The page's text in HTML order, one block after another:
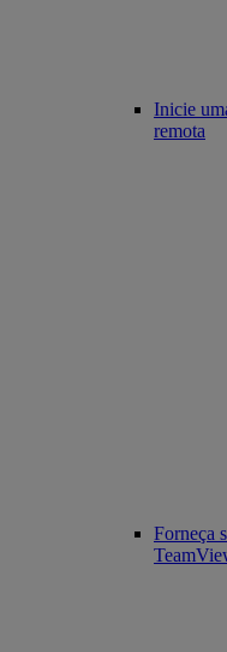
Inicie
remota
Forneça